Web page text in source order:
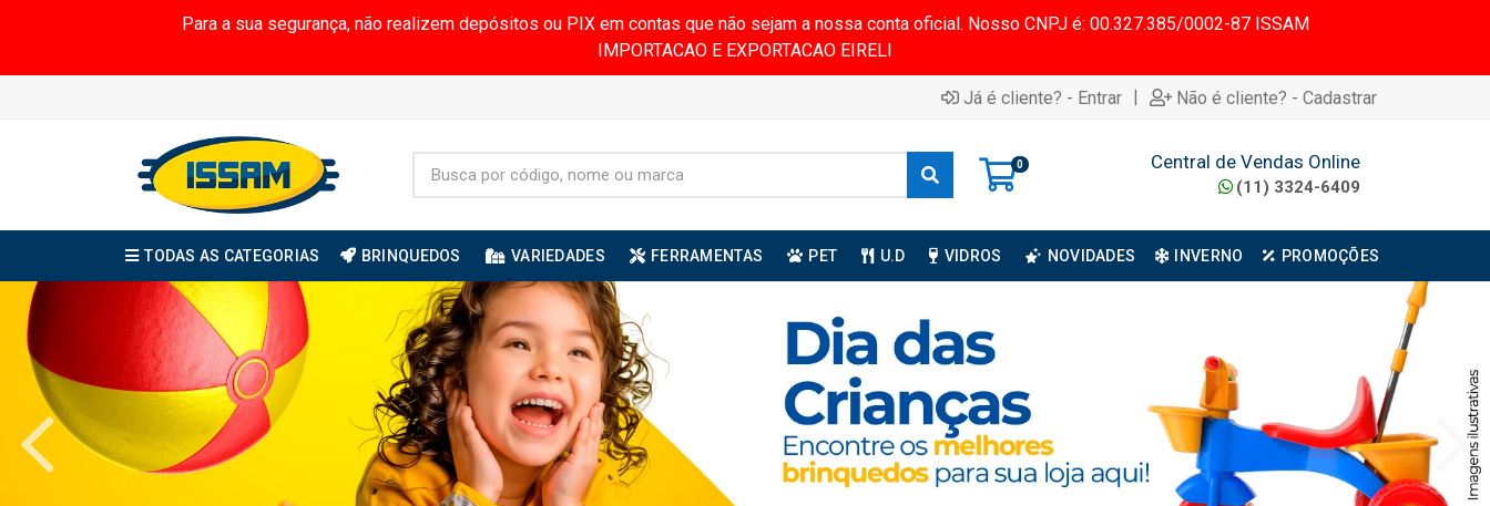
Para a sua segurança, não realizem depósitos ou PIX em contas que não sejam a nossa conta oficial. Nosso CNPJ é: 00.327.385/0002-87 ISSAM
IMPORTACAO E EXPORTACAO EIRELI
Já é cliente? - Entrar | Não é cliente? - Cadastrar
0 Central de Vendas Online
(11) 3324-6409
TODAS AS CATEGORIAS BRINQUEDOS VARIEDADES FERRAMENTAS PET U.D VIDROS NOVIDADES INVERNO PROMOÇÕES